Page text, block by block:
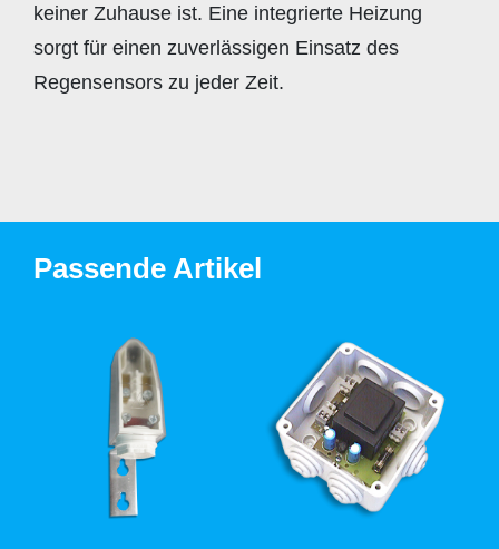
keiner Zuhause ist. Eine integrierte Heizung
sorgt für einen zuverlässigen Einsatz des
Regensensors zu jeder Zeit.
Passende Artikel